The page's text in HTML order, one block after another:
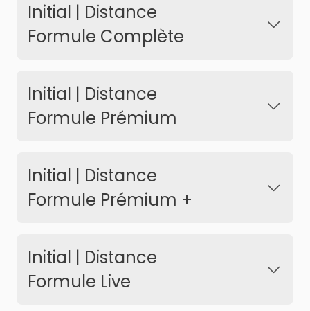
Initial | Distance
Formule Complète
Initial | Distance
Formule Prémium
Initial | Distance
Formule Prémium +
Initial | Distance
Formule Live